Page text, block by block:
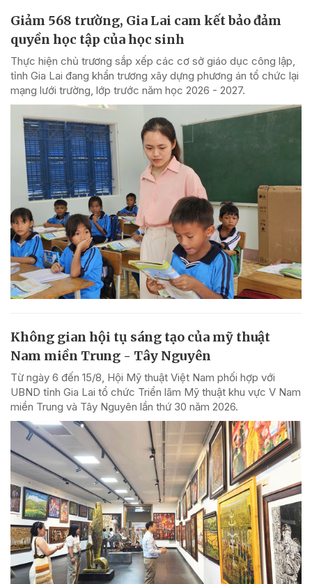
Giảm 568 trường, Gia Lai cam kết bảo đảm
quyền học tập của học sinh
Thực hiện chủ trương sắp xếp các cơ sở giáo dục công lập,
tỉnh Gia Lai đang khẩn trương xây dựng phương án tổ chức lại
mạng lưới trường, lớp trước năm học 2026 - 2027.
Không gian hội tụ sáng tạo của mỹ thuật
Nam miền Trung - Tây Nguyên
Từ ngày 6 đến 15/8, Hội Mỹ thuật Việt Nam phối hợp với
UBND tỉnh Gia Lai tổ chức Triển lãm Mỹ thuật khu vực V Nam
miền Trung và Tây Nguyên lần thứ 30 năm 2026.